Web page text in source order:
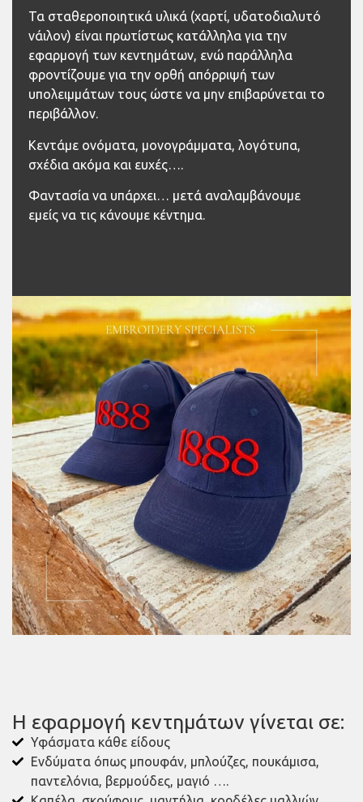
Τα σταθεροποιητικά υλικά (χαρτί, υδατοδιαλυτό
νάιλον) είναι πρωτίστως κατάλληλα για την
εφαρμογή των κεντημάτων, ενώ παράλληλα
φροντίζουμε για την ορθή απόρριψή των
υπολειμμάτων τους ώστε να μην επιβαρύνεται το
περιβάλλον.
Κεντάμε ονόματα, μονογράμματα, λογότυπα,
σχέδια ακόμα και ευχές….
Φαντασία να υπάρχει… μετά αναλαμβάνουμε
εμείς να τις κάνουμε κέντημα.
Η εφαρμογή κεντημάτων γίνεται σε:
Υφάσματα κάθε είδους
Ενδύματα όπως μπουφάν, μπλούζες, πουκάμισα,
παντελόνια, βερμούδες, μαγιό ….